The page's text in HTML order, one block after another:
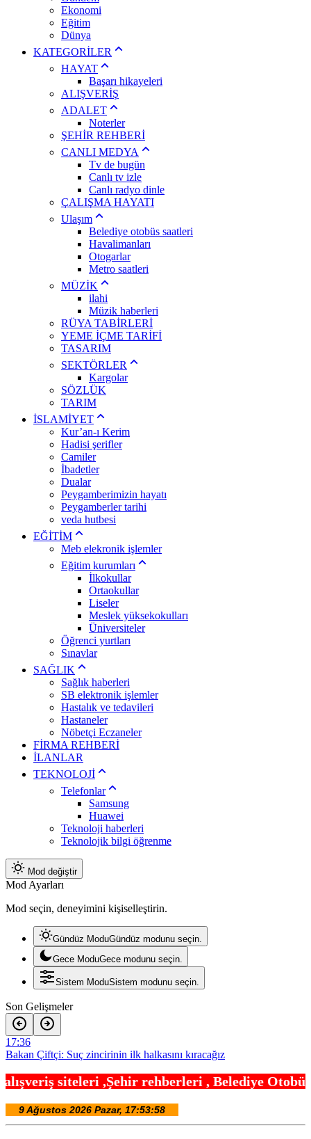
Ekonomi
Eğitim
Dünya
KATEGORİLER
HAYAT
Başarı hikayeleri
ALIŞVERİŞ
ADALET
Noterler
ŞEHİR REHBERİ
CANLI MEDYA
Tv de bugün
Canlı tv izle
Canlı radyo dinle
ÇALIŞMA HAYATI
Ulaşım
Belediye otobüs saatleri
Havalimanları
Otogarlar
Metro saatleri
MÜZİK
ilahi
Müzik haberleri
RÜYA TABİRLERİ
YEME İÇME TARİFİ
TASARIM
SEKTÖRLER
Kargolar
SÖZLÜK
TARIM
İSLAMİYET
Kur’an-ı Kerim
Hadisi şerifler
Camiler
İbadetler
Dualar
Peygamberimizin hayatı
Peygamberler tarihi
veda hutbesi
EĞİTİM
Meb elekronik işlemler
Eğitim kurumları
İlkokullar
Ortaokullar
Liseler
Meslek yüksekokulları
Üniversiteler
Öğrenci yurtları
Sınavlar
SAĞLIK
Sağlık haberleri
SB elektronik işlemler
Hastalık ve tedavileri
Hastaneler
Nöbetçi Eczaneler
FİRMA REHBERİ
İLANLAR
TEKNOLOJİ
Telefonlar
Samsung
Huawei
Teknoloji haberleri
Teknolojik bilgi öğrenme
Mod değiştir
Mod Ayarları
Mod seçin, deneyimini kişiselleştirin.
Gündüz ModuGündüz modunu seçin.
Gece ModuGece modunu seçin.
Sistem ModuSistem modunu seçin.
Son Gelişmeler
17:36
Bakan Çiftçi: Suç zincirinin ilk halkasını kıracağız
Korkudan komediye, animasyondan dramaya 6 yeni film vizyonda
17:24
Sosyal medyada ünlü hayranlığına dikkat
17:18
Taze incirde rekolte yüksek, hedef 100 milyon dolar
,Şehir rehberleri , Belediye